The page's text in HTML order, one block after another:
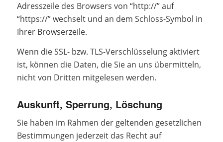
Adresszeile des Browsers von “http://” auf
“https://” wechselt und an dem Schloss-Symbol in
Ihrer Browserzeile.
Wenn die SSL- bzw. TLS-Verschlüsselung aktiviert
ist, können die Daten, die Sie an uns übermitteln,
nicht von Dritten mitgelesen werden.
Auskunft, Sperrung, Löschung
Sie haben im Rahmen der geltenden gesetzlichen
Bestimmungen jederzeit das Recht auf